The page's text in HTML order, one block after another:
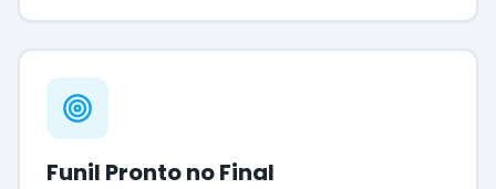
Funil Pronto no Final